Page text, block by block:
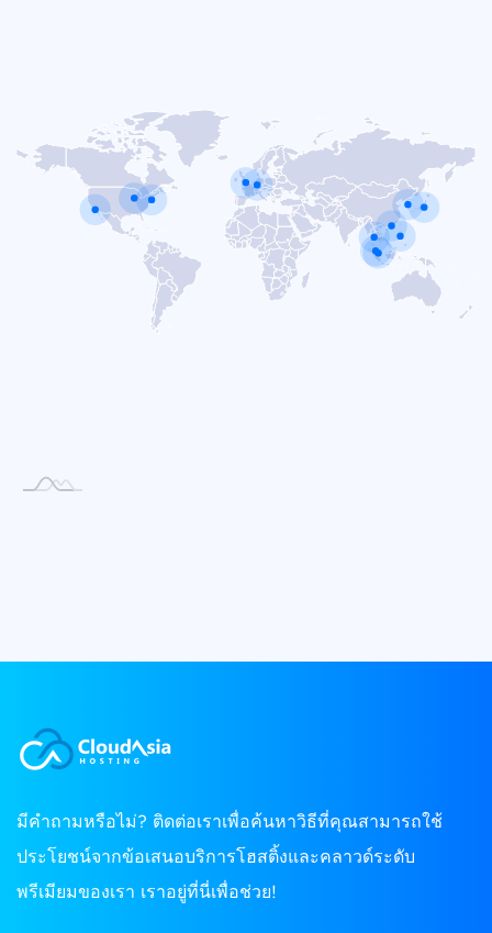
มีคำถามหรือไม่? ติดต่อเราเพื่อค้นหาวิธีที่คุณสามารถใช้
ประโยชน์จากข้อเสนอบริการโฮสติ้งและคลาวด์ระดับ
พรีเมียมของเรา เราอยู่ที่นี่เพื่อช่วย!